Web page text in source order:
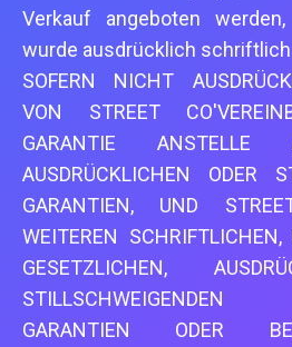
Verkauf angeboten
wurde ausdrücklich
SOFERN NICHT
VON STREET
GARANTIE ANSTELLE
AUSDRÜCKLICHEN ODER
GARANTIEN, UND
WEITEREN
GESETZLICHEN,
STILLSCHWEIGENDEN
GARANTIEN ODER